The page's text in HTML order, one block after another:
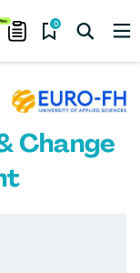
0
Change